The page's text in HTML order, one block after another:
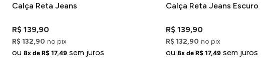
Calça Reta Jeans
R$ 139,90
R$ 132,90 no pix
ou8x de R$ 17,49 sem juros
Calça Reta Jeans
R$ 139,90
R$ 132,90 no pix
ou8x de R$ 17,49 sem juros